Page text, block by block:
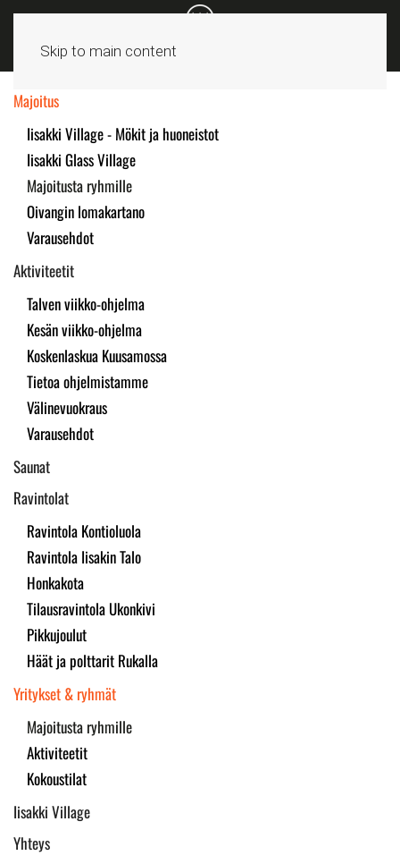
Skip to main content
Majoitus
Iisakki Village - Mökit ja huoneistot
Iisakki Glass Village
Majoitusta ryhmille
Oivangin lomakartano
Varausehdot
Aktiviteetit
Talven viikko-ohjelma
Kesän viikko-ohjelma
Koskenlaskua Kuusamossa
Tietoa ohjelmistamme
Välinevuokraus
Varausehdot
Saunat
Ravintolat
Ravintola Kontioluola
Ravintola Iisakin Talo
Honkakota
Tilausravintola Ukonkivi
Pikkujoulut
Häät ja polttarit Rukalla
Yritykset & ryhmät
Majoitusta ryhmille
Aktiviteetit
Kokoustilat
Iisakki Village
Yhteys